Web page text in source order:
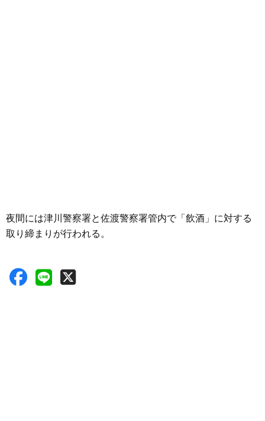
夜間には津川警察署と佐渡警察署管内で「飲酒」に対する
取り締まりが行われる。